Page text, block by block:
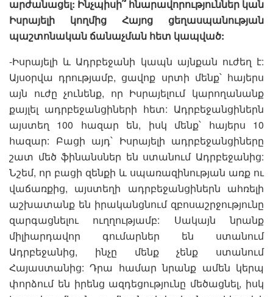
արժանացել: Ինչպիսի՞ հնարավորություններ կան
Իսրայելի կողմից Հայոց ցեղասպանության
պաշտոնական ճանաչման հետ կապված:
-Իսրայելի և Ադրբեջանի կապն այնքան ուժեղ է:
Այսօրվա դրությամբ, ցավոք սրտի մենք՝ հայերս
այն ուժը չունենք, որ Իսրայելում կարողանանք
քայլել ադրբեջանցիների հետ: Ադրբեջանցիներն
այստեղ 100 հազար են, իսկ մենք՝ հայերս 10
հազար: Բացի այդ՝ Իսրայելի ադրբեջանցիները
շատ մեծ ֆինանսներ են ստանում Ադրբեջանից:
Նշեմ, որ բացի զենքի և սպառազինության առք ու
վաճառքից, այստեղի ադրբեջանցիներն ահռելի
աշխատանք են իրականցնում զբոսաշրջությունը
զարգացնելու ուղղությամբ: Սակայն նրանք
միլիարդավոր գումարներ են ստանում
Ադրբեջանից, ինչը մենք չենք ստանում
Հայաստանից: Դրա համար նրանք ամեն կերպ
փորձում են իրենց ազդեցությունը մեծացնել, իսկ